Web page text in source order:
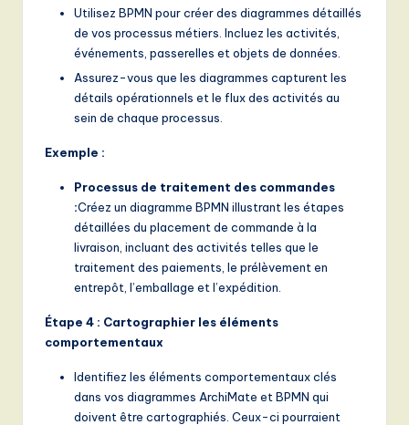
Utilisez BPMN pour créer des diagrammes détaillés
de vos processus métiers. Incluez les activités,
événements, passerelles et objets de données.
Assurez-vous que les diagrammes capturent les
détails opérationnels et le flux des activités au
sein de chaque processus.
Exemple :
Processus de traitement des commandes
:Créez un diagramme BPMN illustrant les étapes
détaillées du placement de commande à la
livraison, incluant des activités telles que le
traitement des paiements, le prélèvement en
entrepôt, l’emballage et l’expédition.
Étape 4 : Cartographier les éléments
comportementaux
Identifiez les éléments comportementaux clés
dans vos diagrammes ArchiMate et BPMN qui
doivent être cartographiés. Ceux-ci pourraient